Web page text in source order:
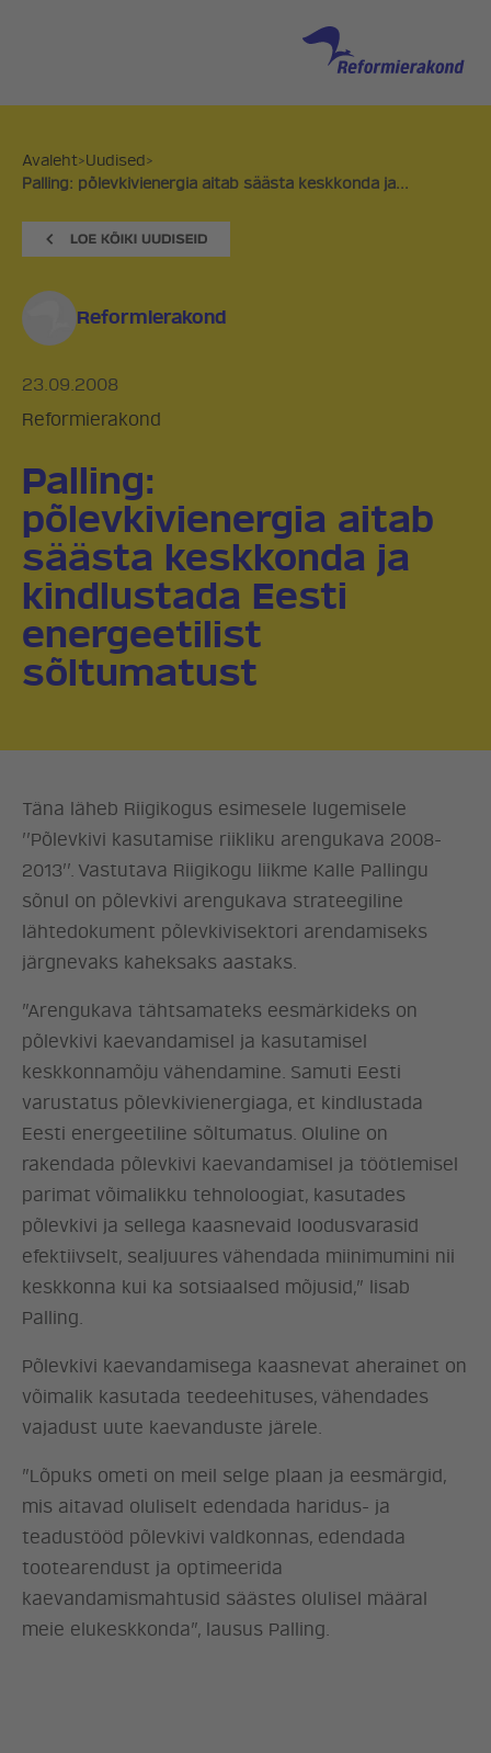
ERAKOND
UUDISED
LÖÖ KAASA
Avaleht>Uudised>
Palling: põlevkivienergia aitab säästa keskkonda ja...
Reformierakond
23.09.2008
Reformierakond
Palling:
põlevkivienergia aitab
säästa keskkonda ja
kindlustada Eesti
energeetilist
sõltumatust
Täna läheb Riigikogus esimesele lugemisele
’’Põlevkivi kasutamise riikliku arengukava 2008-
2013’’. Vastutava Riigikogu liikme Kalle Pallingu
sõnul on põlevkivi arengukava strateegiline
lähtedokument põlevkivisektori arendamiseks
järgnevaks kaheksaks aastaks.
”Arengukava tähtsamateks eesmärkideks on
põlevkivi kaevandamisel ja kasutamisel
keskkonnamõju vähendamine. Samuti Eesti
varustatus põlevkivienergiaga, et kindlustada
Eesti energeetiline sõltumatus. Oluline on
rakendada põlevkivi kaevandamisel ja töötlemisel
parimat võimalikku tehnoloogiat, kasutades
põlevkivi ja sellega kaasnevaid loodusvarasid
efektiivselt, sealjuures vähendada miinimumini nii
keskkonna kui ka sotsiaalsed mõjusid,” lisab
Palling.
Põlevkivi kaevandamisega kaasnevat aherainet on
võimalik kasutada teedeehituses, vähendades
vajadust uute kaevanduste järele.
”Lõpuks ometi on meil selge plaan ja eesmärgid,
mis aitavad oluliselt edendada haridus- ja
teadustööd põlevkivi valdkonnas, edendada
tootearendust ja optimeerida
kaevandamismahtusid säästes olulisel määral
meie elukeskkonda”, lausus Palling.